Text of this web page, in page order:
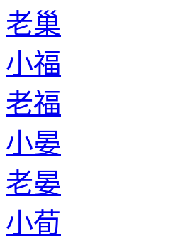
老巢
小福
老福
小晏
老晏
小荀